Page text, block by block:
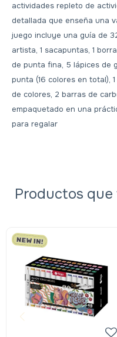
actividades repleto de
detallada que enseña una
juego incluye una guía de
artista, 1 sacapuntas, 1
de punta fina, 5 lápices de
punta (16 colores en total),
de colores, 2 barras de
empaquetado en una
para regalar
Productos